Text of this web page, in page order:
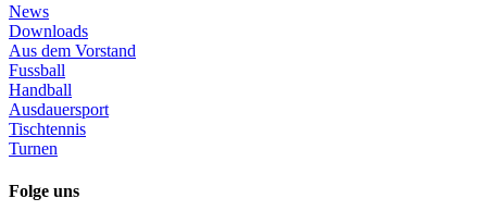
News
Downloads
Aus dem Vorstand
Fussball
Handball
Ausdauersport
Tischtennis
Turnen
Folge uns